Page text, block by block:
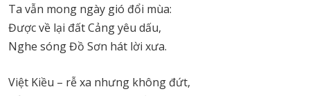
Ta vẫn mong ngày gió đổi mùa:
Được về lại đất Cảng yêu dấu,
Nghe sóng Đồ Sơn hát lời xưa.
Việt Kiều – rễ xa nhưng không đứt,